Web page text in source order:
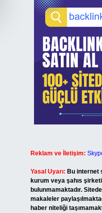
Reklam ve İletişim:
Yasal Uyarı: Bu internet
kurum veya şahıs
bulunmamaktadır. Sitede
makaleler
haber niteliği